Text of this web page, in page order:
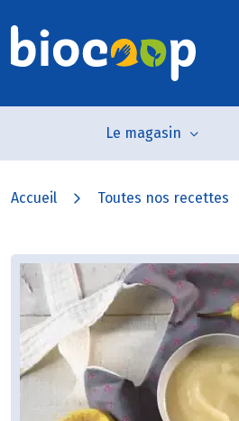
Le magasin
Accueil Toutes nos recettes